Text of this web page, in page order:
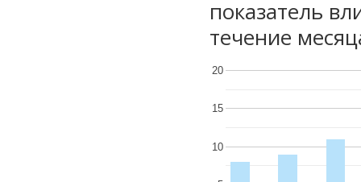
показатель
течение
10
15
20